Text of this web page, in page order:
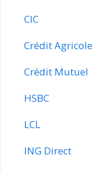
CIC
Crédit Agricole
Crédit Mutuel
HSBC
LCL
ING Direct